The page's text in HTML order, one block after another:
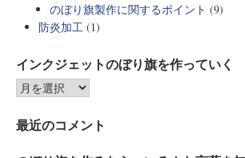
のぼり旗製作に関するポイント (9)
防炎加工 (1)
インクジェットのぼり旗を作っていく
最近のコメント